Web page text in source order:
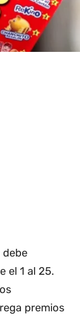
debe
el 1 al 25.
premios